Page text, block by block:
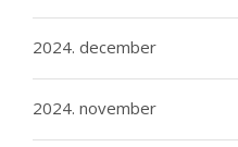
2024. december
2024. november